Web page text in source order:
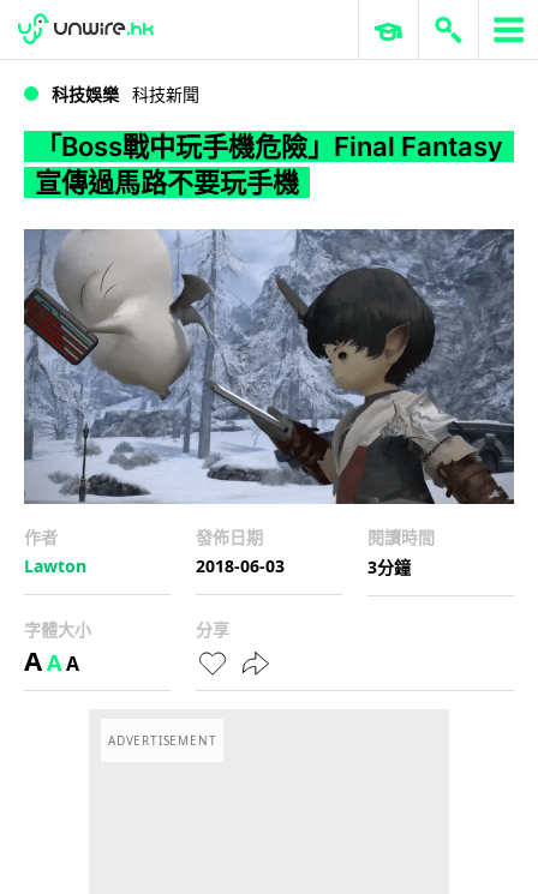
WWDC 2026 ERP 與商業 AI
科技娛樂 科技新聞
「Boss戰中玩手機危險」Final Fantasy
宣傳過馬路不要玩手機
作者
Lawton
發佈日期
2018-06-03
閱讀時間
3分鐘
字體大小
AAA
分享
ADVERTISEMENT